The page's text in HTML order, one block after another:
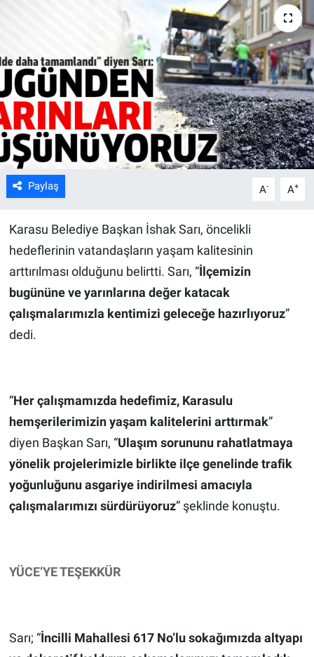
Paylaş A- A+
Karasu Belediye Başkan İshak Sarı, öncelikli
hedeflerinin vatandaşların yaşam kalitesinin
arttırılması olduğunu belirtti. Sarı, “İlçemizin
bugününe ve yarınlarına değer katacak
çalışmalarımızla kentimizi geleceğe hazırlıyoruz”
dedi.
“Her çalışmamızda hedefimiz, Karasulu
hemşerilerimizin yaşam kalitelerini arttırmak”
diyen Başkan Sarı, “Ulaşım sorununu rahatlatmaya
yönelik projelerimizle birlikte ilçe genelinde trafik
yoğunluğunu asgariye indirilmesi amacıyla
çalışmalarımızı sürdürüyoruz” şeklinde konuştu.
YÜCE’YE TEŞEKKÜR
Sarı; “İncilli Mahallesi 617 No’lu sokağımızda altyapı